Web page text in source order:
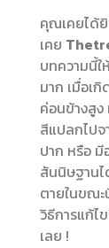
คุณเคยได้ยิ
เคย
บทความนี้
มาก เมื่อเ
ค่อนข้างสู
สีแปลกไป
ปาก หรือ มี
สันนิษฐาน
ตายในขณะ
วิธีการแก้ไ
เลย !